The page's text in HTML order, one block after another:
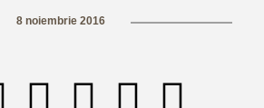
8 noiembrie 2016